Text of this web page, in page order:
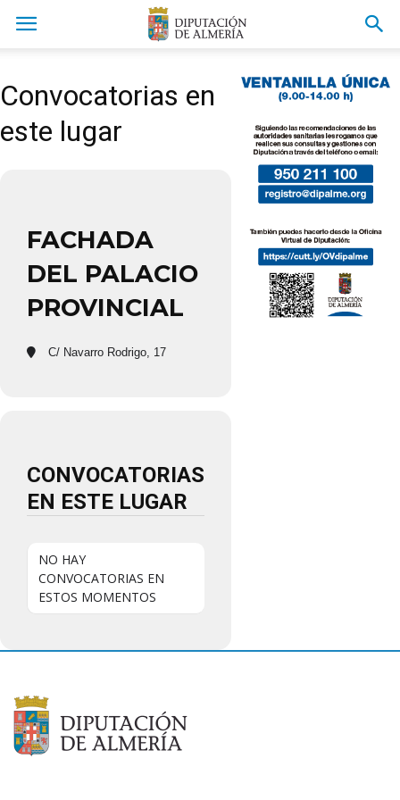
Convocatorias en
este lugar
FACHADA
DEL PALACIO
PROVINCIAL
C/ Navarro Rodrigo, 17
CONVOCATORIAS
EN ESTE LUGAR
NO HAY
CONVOCATORIAS EN
ESTOS MOMENTOS